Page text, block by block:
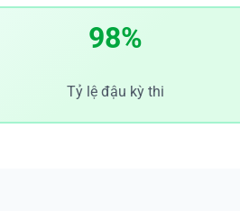
98%
Tỷ lệ đậu kỳ thi